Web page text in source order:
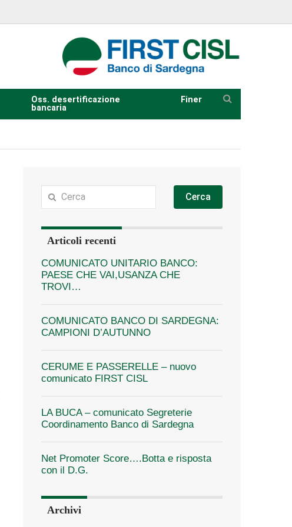
Oss. desertificazione
bancaria
Finer
Cerca
Articoli recenti
COMUNICATO UNITARIO BANCO:
PAESE CHE VAI,USANZA CHE
TROVI…
COMUNICATO BANCO DI SARDEGNA:
CAMPIONI D’AUTUNNO
CERUME E PASSERELLE – nuovo
comunicato FIRST CISL
LA BUCA – comunicato Segreterie
Coordinamento Banco di Sardegna
Net Promoter Score….Botta e risposta
con il D.G.
Archivi